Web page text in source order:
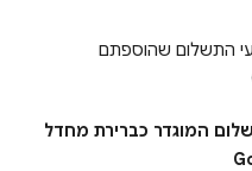
התשלום שהוספתם
המוגדר כברירת מחדל